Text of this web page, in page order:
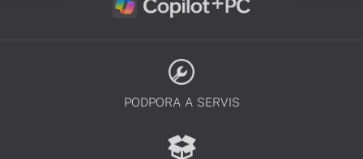
PODPORA A SERVIS